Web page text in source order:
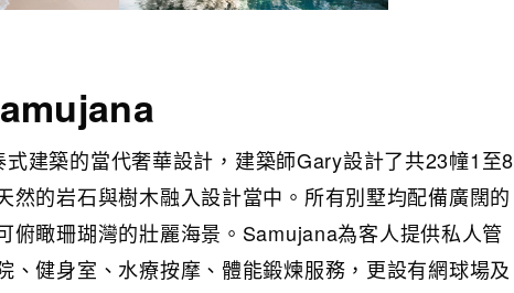
建築的當代奢華設計，建築師Gary設計了共23幢1至8
然的岩石與樹木融入設計當中。所有別墅均配備廣闊的
俯瞰珊瑚灣的壯麗海景。Samujana為客人提供私人管
、健身室、水療按摩、體能鍛煉服務，更設有網球場及